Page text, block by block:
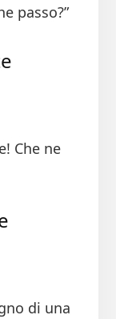
passo?”
Che ne
di una